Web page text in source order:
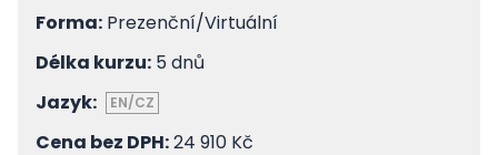
Forma: Prezenční/Virtuální
Délka kurzu: 5 dnů
Jazyk:
EN/CZ
Cena bez DPH:24 910 Kč